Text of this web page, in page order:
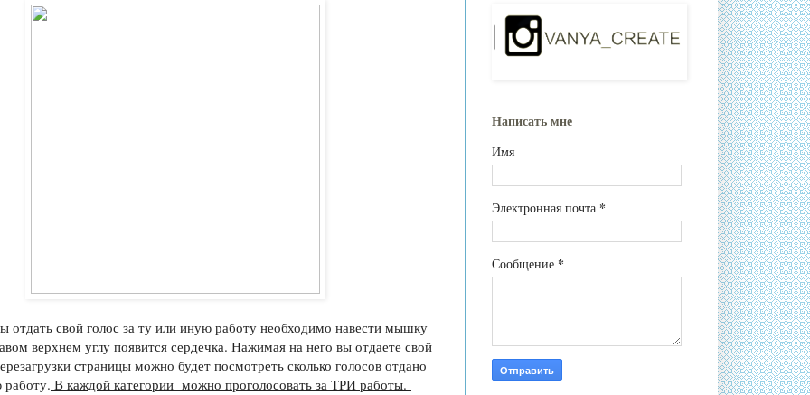
отдать свой голос за ту или иную работу необходимо навести мышку
верхнем углу появится сердечка. Нажимая на него вы отдаете свой
страницы можно будет посмотреть сколько голосов отдано
работу. В каждой категории можно проголосовать за ТРИ работы.
Написать мне
Имя
Электронная почта *
Сообщение *